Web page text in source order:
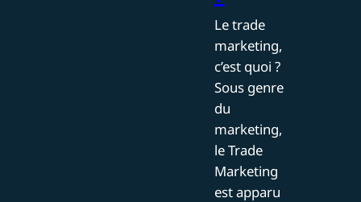
Le trade
marketing,
c’est quoi ?
Sous genre
du
marketing,
le Trade
Marketing
est apparu